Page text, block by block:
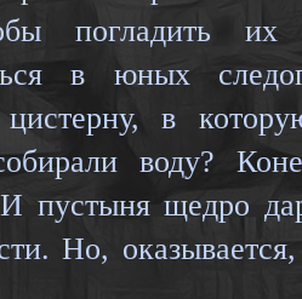
погладить
в юных
в
воду?
пустыня щедро
Но,